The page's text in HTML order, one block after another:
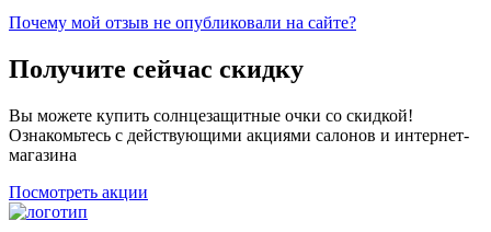
Почему мой отзыв не опубликовали на сайте?
Получите сейчас скидку
Вы можете купить солнцезащитные очки со скидкой!
Ознакомьтесь с действующими акциями салонов и интернет-
магазина
Посмотреть акции